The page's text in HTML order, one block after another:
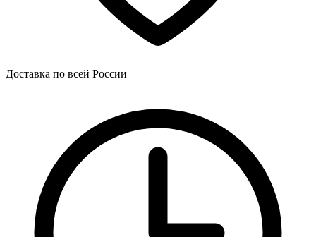
Доставка по всей России